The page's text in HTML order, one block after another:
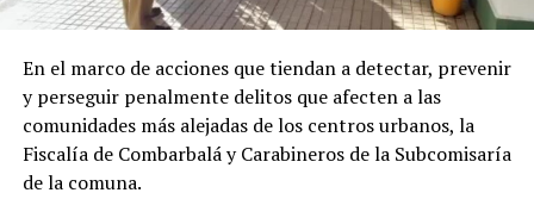
En el marco de acciones que tiendan a detectar, prevenir
y perseguir penalmente delitos que afecten a las
comunidades más alejadas de los centros urbanos, la
Fiscalía de Combarbalá y Carabineros de la Subcomisaría
de la comuna.